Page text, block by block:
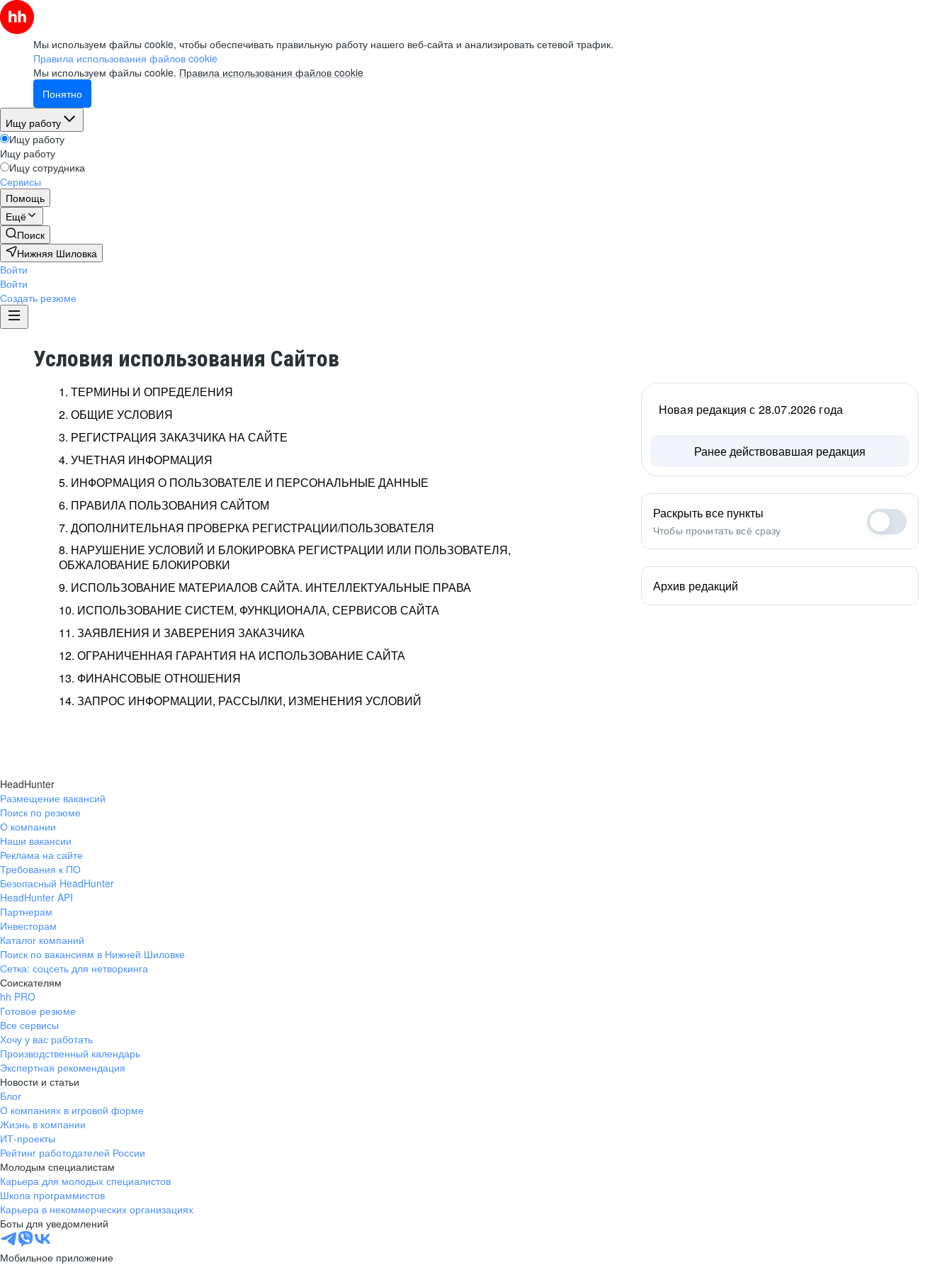
Мы используем файлы cookie, чтобы обеспечивать правильную работу нашего веб-сайта и анализировать сетевой трафик.
Правила использования файлов cookie
Мы используем файлы cookie. Правила использования файлов cookie
Понятно
Ищу работу
Ищу работу
Ищу работу
Ищу сотрудника
Сервисы
Помощь
Ещё
Поиск
Нижняя Шиловка
Войти
Войти
Создать резюме
Условия использования Сайтов
1. ТЕРМИНЫ И ОПРЕДЕЛЕНИЯ
2. ОБЩИЕ УСЛОВИЯ
3. РЕГИСТРАЦИЯ ЗАКАЗЧИКА НА САЙТЕ
4. УЧЕТНАЯ ИНФОРМАЦИЯ
5. ИНФОРМАЦИЯ О ПОЛЬЗОВАТЕЛЕ И ПЕРСОНАЛЬНЫЕ ДАННЫЕ
6. ПРАВИЛА ПОЛЬЗОВАНИЯ САЙТОМ
7. ДОПОЛНИТЕЛЬНАЯ ПРОВЕРКА РЕГИСТРАЦИИ/ПОЛЬЗОВАТЕЛЯ
8. НАРУШЕНИЕ УСЛОВИЙ И БЛОКИРОВКА РЕГИСТРАЦИИ ИЛИ ПОЛЬЗОВАТЕЛЯ,
ОБЖАЛОВАНИЕ БЛОКИРОВКИ
9. ИСПОЛЬЗОВАНИЕ МАТЕРИАЛОВ САЙТА. ИНТЕЛЛЕКТУАЛЬНЫЕ ПРАВА
10. ИСПОЛЬЗОВАНИЕ СИСТЕМ, ФУНКЦИОНАЛА, СЕРВИСОВ САЙТА
11. ЗАЯВЛЕНИЯ И ЗАВЕРЕНИЯ ЗАКАЗЧИКА
12. ОГРАНИЧЕННАЯ ГАРАНТИЯ НА ИСПОЛЬЗОВАНИЕ САЙТА
13. ФИНАНСОВЫЕ ОТНОШЕНИЯ
14. ЗАПРОС ИНФОРМАЦИИ, РАССЫЛКИ, ИЗМЕНЕНИЯ УСЛОВИЙ
Новая редакция с 28.07.2026 года
Ранее действовавшая редакция
Раскрыть все пункты
Чтобы прочитать всё сразу
Архив редакций
HeadHunter
Размещение вакансий
Поиск по резюме
О компании
Наши вакансии
Реклама на сайте
Требования к ПО
Безопасный HeadHunter
HeadHunter API
Партнерам
Инвесторам
Каталог компаний
Поиск по вакансиям в Нижней Шиловке
Сетка: соцсеть для нетворкинга
Соискателям
hh PRO
Готовое резюме
Все сервисы
Хочу у вас работать
Производственный календарь
Экспертная рекомендация
Новости и статьи
Блог
О компаниях в игровой форме
Жизнь в компании
ИТ-проекты
Рейтинг работодателей России
Молодым специалистам
Карьера для молодых специалистов
Школа программистов
Карьера в некоммерческих организациях
Боты для уведомлений
Мобильное приложение